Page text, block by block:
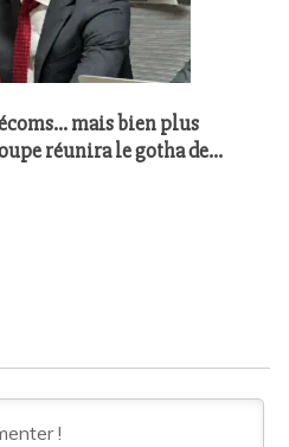
mais bien plus
réunira le gotha de
10 août à Dakar